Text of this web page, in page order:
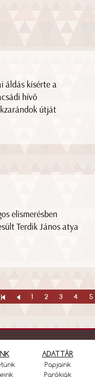
áldás kísérte a
hívő
útját
elismerésben
Terdik János atya
1 2 3 4 5
ADATTÁR
Papjaink
Parókiák